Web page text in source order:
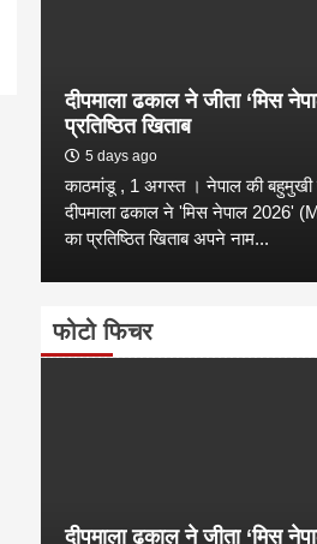
दीपमाला ढकाल ने जीता ‘मिस
प्रतिष्ठित खिताब
5 days ago
काठमांडू , 1 अगस्त । नेपाल की बहुमुखी
दीपमाला ढकाल ने 'मिस नेपाल 2026'
का प्रतिष्ठित खिताब अपने नाम...
फोटो फिचर
दीपमाला ढकाल ने जीता ‘मिस